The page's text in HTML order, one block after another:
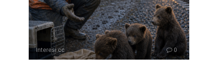
Interesi.cc 0